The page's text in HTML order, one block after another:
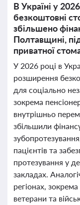
В Україні у
безкоштовні
збільшено
Полтавщині,
приватної
У 2026 році в
розширення
для соціально
зокрема
внутрішньо
збільшили
пацієнтів та
протезування у
закладах.
регіонах,
ветерани та